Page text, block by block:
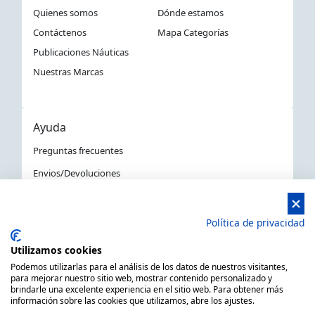
Quienes somos
Dónde estamos
Contáctenos
Mapa Categorías
Publicaciones Náuticas
Nuestras Marcas
Ayuda
Preguntas frecuentes
Envios/Devoluciones
La Tienda Náutica en Barcelona
Política de privacidad
Utilizamos cookies
Podemos utilizarlas para el análisis de los datos de nuestros visitantes,
para mejorar nuestro sitio web, mostrar contenido personalizado y
brindarle una excelente experiencia en el sitio web. Para obtener más
información sobre las cookies que utilizamos, abre los ajustes.